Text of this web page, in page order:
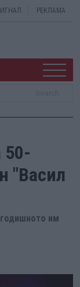
РЕКЛАМА
50-
"Васил
им